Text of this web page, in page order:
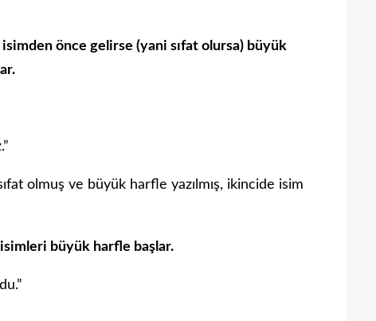
önce gelirse (yani sıfat olursa) büyük
olmuş ve büyük harfle yazılmış, ikincide isim
büyük harfle başlar.